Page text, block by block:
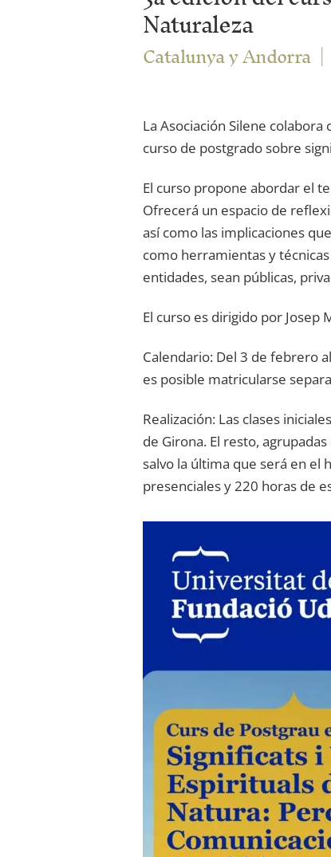
Naturaleza
Catalunya y Andorra
La Asociación Silene
curso de postgrado sobre
El curso propone abordar el
Ofrecerá un espacio de
así como las implicaciones
como herramientas y
entidades, sean públicas,
El curso es dirigido por Josep
Calendario: Del 3 de febrero
es posible matricularse
Realización: Las clases
de Girona. El resto,
salvo la última que será en el
presenciales y 220 horas de